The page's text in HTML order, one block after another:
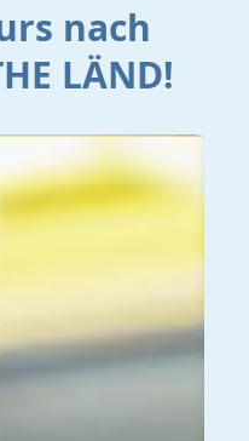
nach
LÄND!